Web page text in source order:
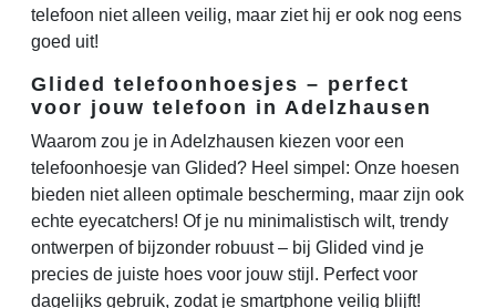
telefoon niet alleen veilig, maar ziet hij er ook nog eens
goed uit!
Glided telefoonhoesjes – perfect
voor jouw telefoon in Adelzhausen
Waarom zou je in Adelzhausen kiezen voor een
telefoonhoesje van Glided? Heel simpel: Onze hoesen
bieden niet alleen optimale bescherming, maar zijn ook
echte eyecatchers! Of je nu minimalistisch wilt, trendy
ontwerpen of bijzonder robuust – bij Glided vind je
precies de juiste hoes voor jouw stijl. Perfect voor
dagelijks gebruik, zodat je smartphone veilig blijft!